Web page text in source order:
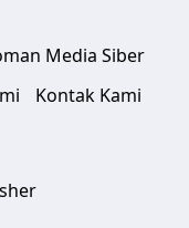
Media Siber
Kontak Kami